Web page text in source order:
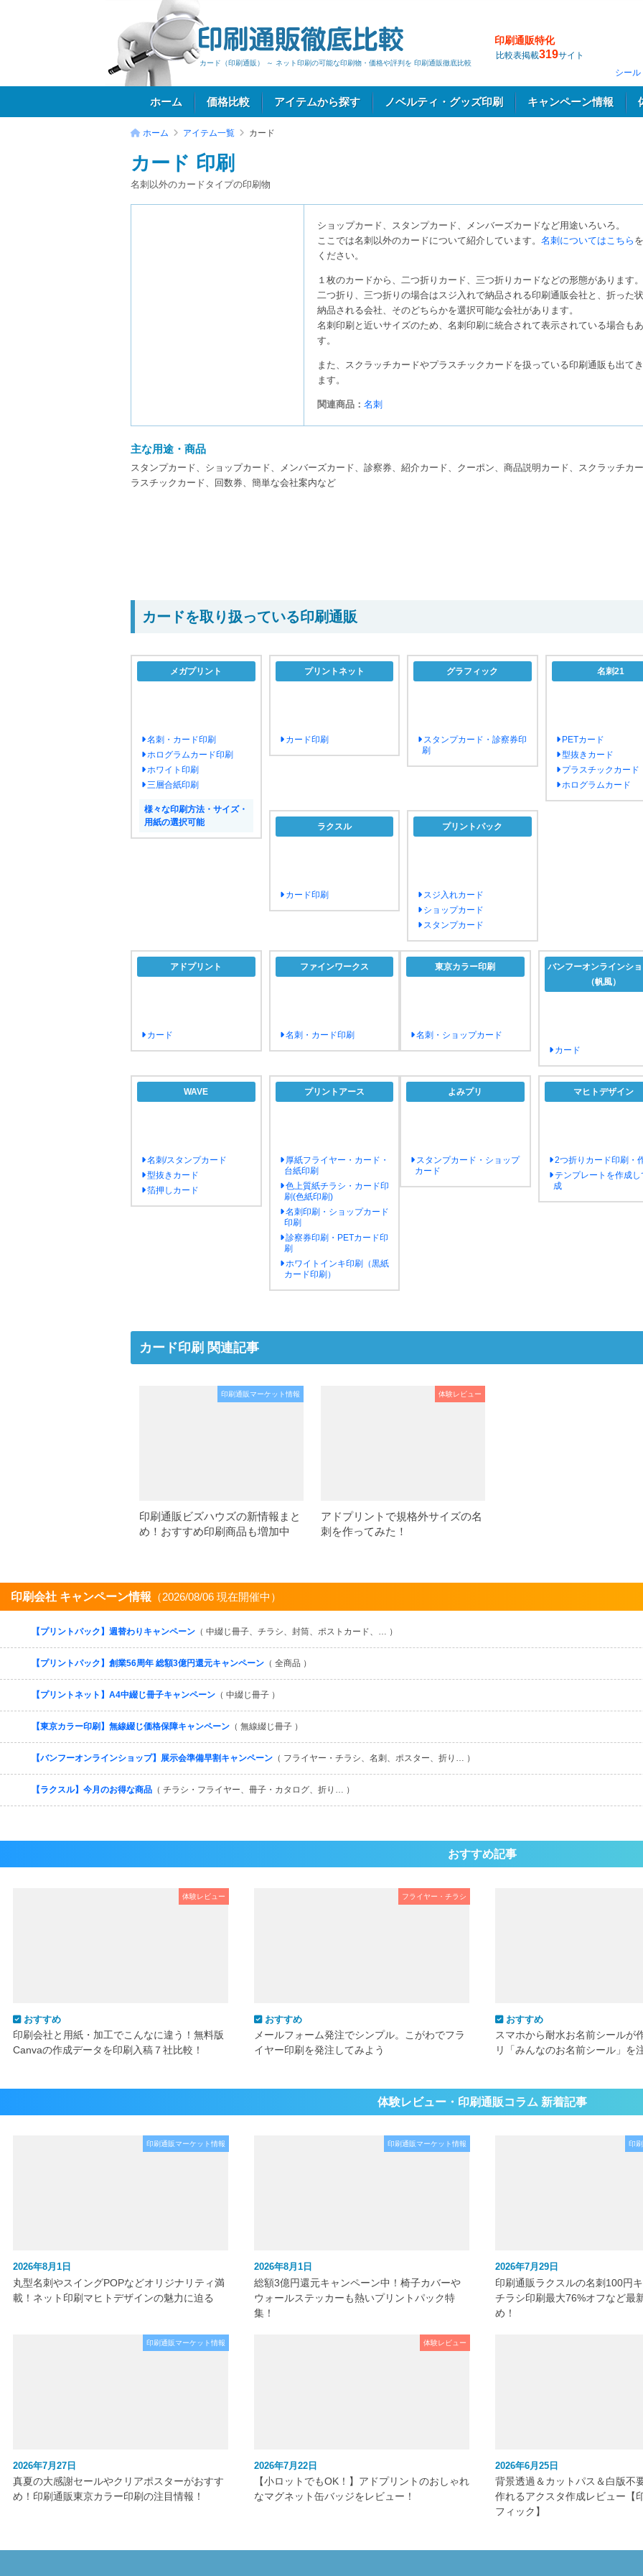
カード（印刷通販） ～ ネット印刷の可能な印刷物・価格や評判を 印刷通販徹底比較
印刷通販特化
比較表掲載319サイト
シール
ホーム 価格比較 アイテムから探す ノベルティ・グッズ印刷 キャンペーン情報
ホーム アイテム一覧 カード
カード 印刷
名刺以外のカードタイプの印刷物
ショップカード、スタンプカード、メンバーズカードなど用途いろいろ。
ここでは名刺以外のカードについて紹介しています。 名刺についてはこちら
ください。
１枚のカードから、二つ折りカード、三つ折りカードなどの形態があります。
二つ折り、三つ折りの場合はスジ入れで納品される印刷通販会社と、折った
納品される会社、そのどちらかを選択可能な会社があります。
名刺印刷と近いサイズのため、名刺印刷に統合されて表示されている場合も
す。
また、スクラッチカードやプラスチックカードを扱っている印刷通販も出て
ます。
関連商品： 名刺
主な用途・商品
スタンプカード、ショップカード、メンバーズカード、診察券、紹介カード、クーポン、商品説明カード、スクラッチカ
ラスチックカード、回数券、簡単な会社案内など
カードを取り扱っている印刷通販
メガプリント
名刺・カード印刷
ホログラムカード印刷
ホワイト印刷
三層合紙印刷
様々な印刷方法・サイズ・
用紙の選択可能
プリントネット
カード印刷
グラフィック
スタンプカード・診察券印
刷
名刺21
PETカード
型抜きカード
プラスチックカード
ホログラムカード
ラクスル
カード印刷
プリントパック
スジ入れカード
ショップカード
スタンプカード
アドプリント
カード
ファインワークス
名刺・カード印刷
東京カラー印刷
名刺・ショップカード
バンフーオンラインシ
（帆風）
カード
WAVE
名刺/スタンプカード
型抜きカード
箔押しカード
プリントアース
厚紙フライヤー・カード・
台紙印刷
色上質紙チラシ・カード印
刷(色紙印刷)
名刺印刷・ショップカード
印刷
診察券印刷・PETカード印
刷
ホワイトインキ印刷（黒紙
カード印刷）
よみプリ
スタンプカード・ショップ
カード
マヒトデザイン
2つ折りカード印刷・
テンプレートを作成し
成
カード印刷 関連記事
印刷通販マーケット情報
印刷通販ビズハウズの新情報まと
め！おすすめ印刷商品も増加中
体験レビュー
アドプリントで規格外サイズの名
刺を作ってみた！
印刷会社 キャンペーン情報 （2026/08/06 現在開催中）
【プリントパック】週替わりキャンペーン （ 中綴じ冊子、チラシ、封筒、ポストカード、… ）
【プリントパック】創業56周年 総額3億円還元キャンペーン （ 全商品 ）
【プリントネット】A4中綴じ冊子キャンペーン （ 中綴じ冊子 ）
【東京カラー印刷】無線綴じ価格保障キャンペーン （ 無線綴じ冊子 ）
【バンフーオンラインショップ】展示会準備早割キャンペーン （ フライヤー・チラシ、名刺、ポスター、折り… ）
【ラクスル】今月のお得な商品 （ チラシ・フライヤー、冊子・カタログ、折り… ）
おすすめ記事
体験レビュー
おすすめ
印刷会社と用紙・加工でこんなに違う！無料版
Canvaの作成データを印刷入稿７社比較！
フライヤー・チラシ
おすすめ
メールフォーム発注でシンプル。こがわでフラ
イヤー印刷を発注してみよう
おすすめ
スマホから耐水お名前シールが
リ「みんなのお名前シール」を
体験レビュー・印刷通販コラム 新着記事
印刷通販マーケット情報
2026年8月1日
丸型名刺やスイングPOPなどオリジナリティ満
載！ネット印刷マヒトデザインの魅力に迫る
印刷通販マーケット情報
2026年8月1日
総額3億円還元キャンペーン中！椅子カバーや
ウォールステッカーも熱いプリントパック特
集！
印
2026年7月29日
印刷通販ラクスルの名刺100円
チラシ印刷最大76%オフなど最
め！
印刷通販マーケット情報
2026年7月27日
真夏の大感謝セールやクリアポスターがおすす
め！印刷通販東京カラー印刷の注目情報！
体験レビュー
2026年7月22日
【小ロットでもOK！】アドプリントのおしゃれ
なマグネット缶バッジをレビュー！
2026年6月25日
背景透過＆カットパス＆白版不
作れるアクスタ作成レビュー【
フィック】